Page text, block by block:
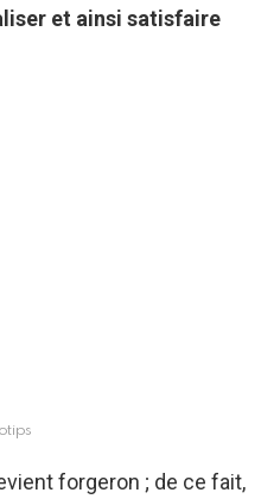
et ainsi satisfaire
forgeron ; de ce fait,